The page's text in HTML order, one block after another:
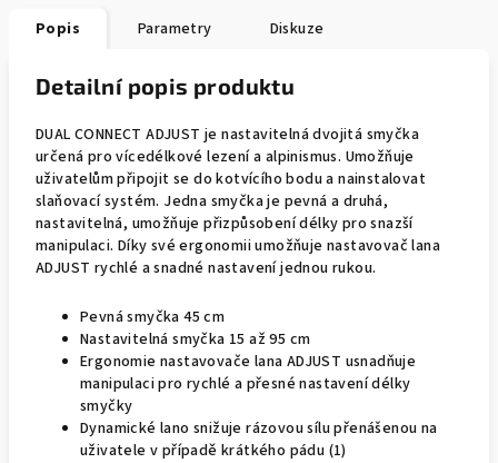
Popis Parametry Diskuze
Detailní popis produktu
DUAL CONNECT ADJUST je nastavitelná dvojitá smyčka
určená pro vícedélkové lezení a alpinismus. Umožňuje
uživatelům připojit se do kotvícího bodu a nainstalovat
slaňovací systém. Jedna smyčka je pevná a druhá,
nastavitelná, umožňuje přizpůsobení délky pro snazší
manipulaci. Díky své ergonomii umožňuje nastavovač lana
ADJUST rychlé a snadné nastavení jednou rukou.
Pevná smyčka 45 cm
Nastavitelná smyčka 15 až 95 cm
Ergonomie nastavovače lana ADJUST usnadňuje
manipulaci pro rychlé a přesné nastavení délky
smyčky
Dynamické lano snižuje rázovou sílu přenášenou na
uživatele v případě krátkého pádu (1)